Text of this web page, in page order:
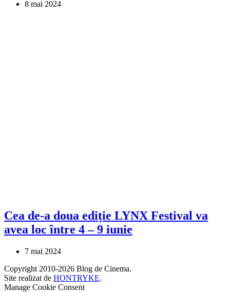
8 mai 2024
Cea de-a doua ediție LYNX Festival va
avea loc între 4 – 9 iunie
7 mai 2024
Copyright 2010-2026 Blog de Cinema.
Site realizat de HONTRYKE.
Manage Cookie Consent